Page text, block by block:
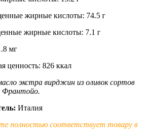
жирные кислоты: 74.5 г
жирные кислоты: 7.1 г
мг
ценность: 826 ккал
экстра вирджин из оливок сортов
Франтойо.
Италия
полностью соответствует товару в